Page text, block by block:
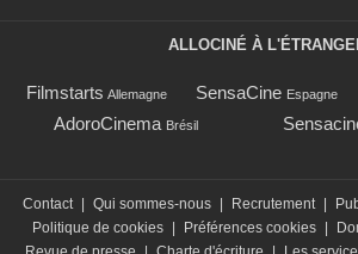
ALLOCINÉ À
Filmstarts Allemagne SensaCine Espagne
AdoroCinema Brésil
Contact Qui sommes-nous Recrutement
Politique de cookies
Préférences cookies